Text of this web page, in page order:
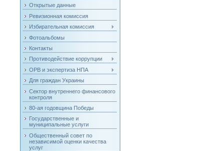
Открытые данные
Ревизионная комиссия
Избирательная комиссия
Фотоальбомы
Контакты
Противодействие коррупции
ОРВ и экспертиза НПА
Для граждан Украины
Сектор внутреннего финансового
контроля
80-ая годовщина Победы
Государственные и
муниципальные услуги
Общественный совет по
независимой оценки качества
услуг